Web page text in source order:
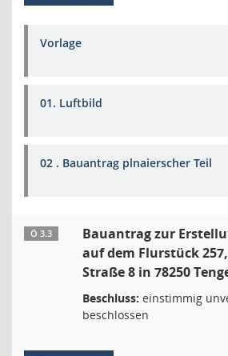
Vorlage
01. Luftbild
02 . Bauantrag plnaierscher Teil
Ö 3.3
Bauantrag zur
auf dem Flurstück
Straße 8 in 78250
Beschluss: einstimmig
beschlossen